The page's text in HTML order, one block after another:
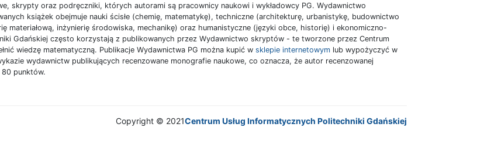
skrypty oraz podręczniki, których autorami są pracownicy naukowi i wykładowcy PG. Wydawnictwo
książek obejmuje nauki ścisłe (chemię, matematykę), techniczne (architekturę, urbanistykę, budownictwo
materiałową, inżynierię środowiska, mechanikę) oraz humanistyczne (języki obce, historię) i ekonomiczno-
Gdańskiej często korzystają z publikowanych przez Wydawnictwo skryptów - te tworzone przez Centrum
wiedzę matematyczną. Publikacje Wydawnictwa PG można kupić w sklepie internetowym lub wypożyczyć w
wydawnictw publikujących recenzowane monografie naukowe, co oznacza, że autor recenzowanej
punktów.
Copyright © 2021Centrum Usług Informatycznych Politechniki Gdańskiej